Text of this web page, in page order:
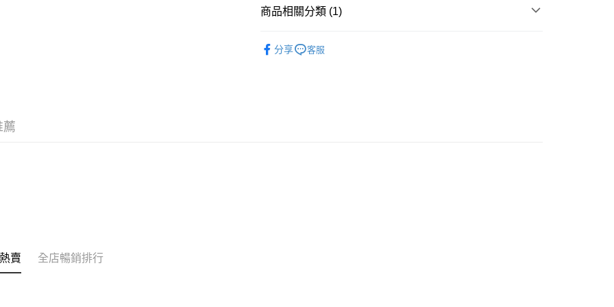
其他轉帳方式
銀行匯款 請將存款存到以下銀行帳戶，並於存款單據寫上訂單編號後電郵
至eshop@colourmix-cosmetics.com** **我們不會處理沒有提供存款單據
商品相關分類 (1)
分享
客服
薦
賣 全店暢銷排行